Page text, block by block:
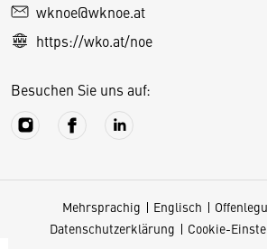
wknoe@wknoe.at
https://wko.at/noe
Besuchen Sie uns auf:
Mehrsprachig Englisch
Datenschutzerklärung
Cookie-
e
s
S
e